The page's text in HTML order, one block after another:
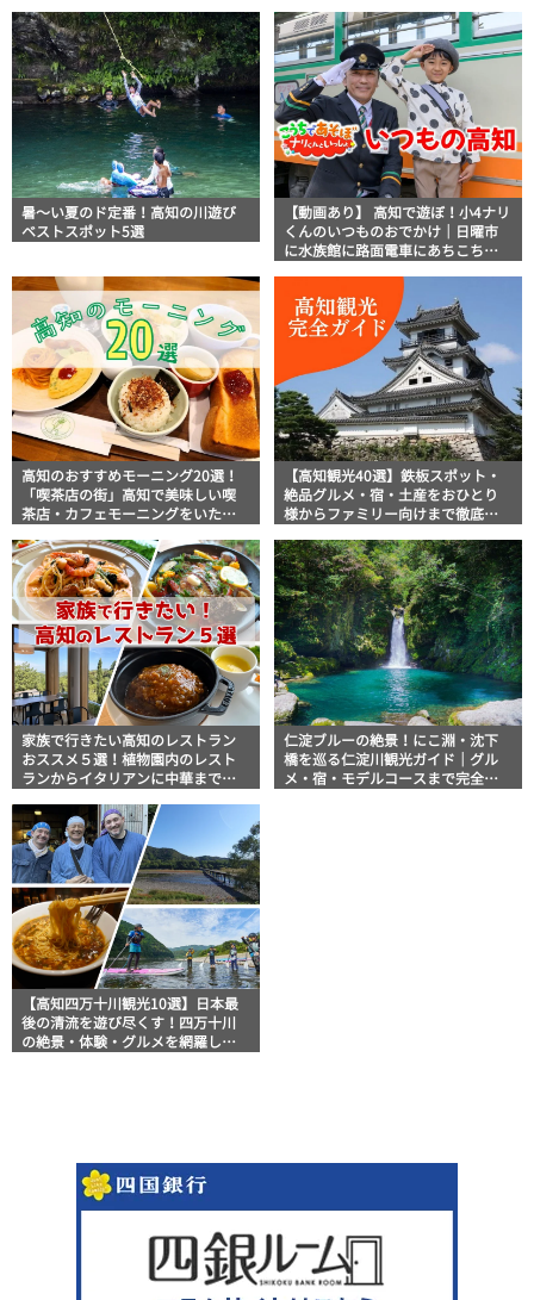
説！
暑～い夏のド定番！高知の川遊び
ベストスポット5選
【動画あり】 高知で遊ぼ！小4ナリ
くんのいつものおでかけ｜日曜市
に水族館に路面電車にあちこち巡
高知のおすすめモーニング20選！
「喫茶店の街」高知で美味しい喫
茶店・カフェモーニングをいただ
【高知観光40選】鉄板スポット・
絶品グルメ・宿・土産をおひとり
様からファミリー向けまで徹底解
家族で行きたい高知のレストラン
おススメ５選！植物園内のレスト
ランからイタリアンに中華まで楽
仁淀ブルーの絶景！にこ淵・沈下
橋を巡る仁淀川観光ガイド｜グル
メ・宿・モデルコースまで完全網
【高知四万十川観光10選】日本最
後の清流を遊び尽くす！四万十川
の絶景・体験・グルメを網羅した